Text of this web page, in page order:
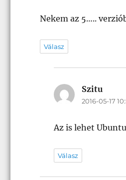
Nekem az 5…..
Válasz
Szitu
2016-05-17
Az is lehet
Válasz